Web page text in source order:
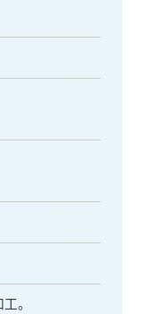
。